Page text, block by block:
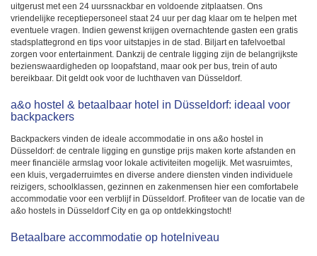
uitgerust met een 24 uurssnackbar en voldoende zitplaatsen. Ons
vriendelijke receptiepersoneel staat 24 uur per dag klaar om te helpen met
eventuele vragen. Indien gewenst krijgen overnachtende gasten een gratis
stadsplattegrond en tips voor uitstapjes in de stad. Biljart en tafelvoetbal
zorgen voor entertainment. Dankzij de centrale ligging zijn de belangrijkste
bezienswaardigheden op loopafstand, maar ook per bus, trein of auto
bereikbaar. Dit geldt ook voor de luchthaven van Düsseldorf.
a&o hostel & betaalbaar hotel in Düsseldorf: ideaal voor
backpackers
Backpackers vinden de ideale accommodatie in ons a&o hostel in
Düsseldorf: de centrale ligging en gunstige prijs maken korte afstanden en
meer financiële armslag voor lokale activiteiten mogelijk. Met wasruimtes,
een kluis, vergaderruimtes en diverse andere diensten vinden individuele
reizigers, schoolklassen, gezinnen en zakenmensen hier een comfortabele
accommodatie voor een verblijf in Düsseldorf. Profiteer van de locatie van de
a&o hostels in Düsseldorf City en ga op ontdekkingstocht!
Betaalbare accommodatie op hotelniveau